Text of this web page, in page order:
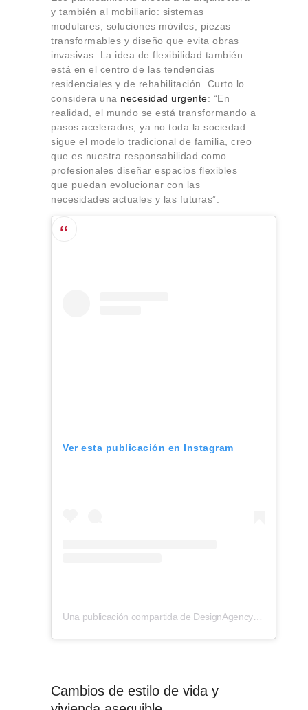
y también al mobiliario: sistemas
modulares, soluciones móviles, piezas
transformables y diseño que evita obras
invasivas. La idea de flexibilidad también
está en el centro de las tendencias
residenciales y de rehabilitación. Curto lo
considera una necesidad urgente: “En
realidad, el mundo se está transformando a
pasos acelerados, ya no toda la sociedad
sigue el modelo tradicional de familia, creo
que es nuestra responsabilidad como
profesionales diseñar espacios flexibles
que puedan evolucionar con las
necesidades actuales y las futuras”.
Ver esta publicación en Instagram
Una publicación compartida de DesignAgency (@designagency.co)
Cambios de estilo de vida y